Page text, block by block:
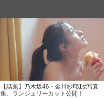
【話題】乃木坂46・金川紗耶1st写真
集、ランジェリーカット公開！